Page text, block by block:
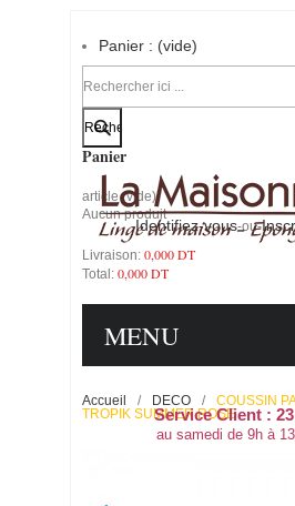
Identifiez-vous-ou-
Panier : (vide)
Votre compte
Panier
article (vide)
Aucun produit
Livraison: 0,000 DT
Total: 0,000 DT
Service Client : 23
au samedi de 9h à
MENU
Accueil / DECO /
COUSSIN
TROPIK SUMMER ROSE